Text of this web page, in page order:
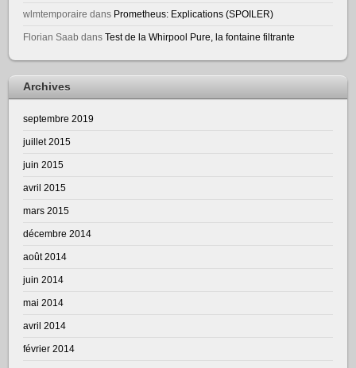
wlmtemporaire dans Prometheus: Explications (SPOILER)
Florian Saab dansTest de la Whirpool Pure, la fontaine filtrante
Archives
septembre 2019
juillet 2015
juin 2015
avril 2015
mars 2015
décembre 2014
août 2014
juin 2014
mai 2014
avril 2014
février 2014